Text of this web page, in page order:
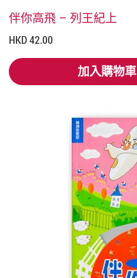
伴你高飛 – 列王紀上
HKD 42.00
加入購物車
加入購物車